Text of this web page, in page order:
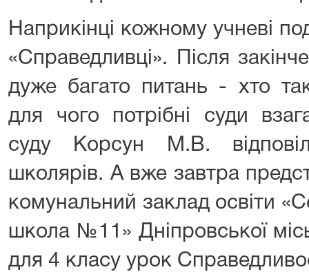
Наприкінці кожному учневі
«Справедливці». Після
дуже багато питань - хто
для чого потрібні суди
суду Корсун М.В.
школярів. А вже завтра
комунальний заклад освіти
школа №11» Дніпровської
для 4 класу урок